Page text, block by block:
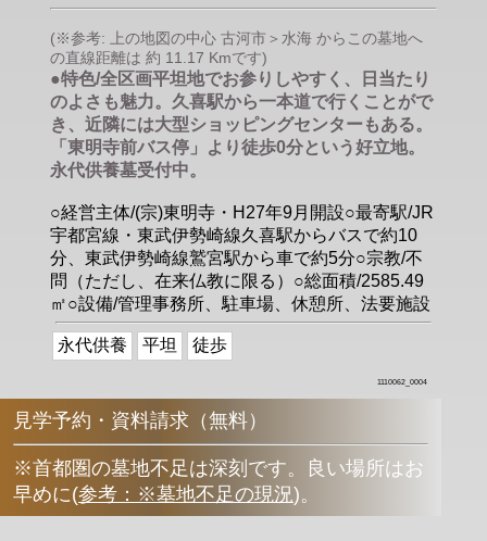
(※参考: 上の地図の中心 古河市＞水海 からこの墓地へ
の直線距離は 約 11.17 Kmです)
●特色/全区画平坦地でお参りしやすく、日当たり
のよさも魅力。久喜駅から一本道で行くことがで
き、近隣には大型ショッピングセンターもある。
「東明寺前バス停」より徒歩0分という好立地。
永代供養墓受付中。
○経営主体/(宗)東明寺・H27年9月開設○最寄駅/JR
宇都宮線・東武伊勢崎線久喜駅からバスで約10
分、東武伊勢崎線鷲宮駅から車で約5分○宗教/不
問（ただし、在来仏教に限る）○総面積/2585.49
㎡○設備/管理事務所、駐車場、休憩所、法要施設
永代供養 平坦 徒歩
1110062_0004
見学予約・資料請求（無料）
※首都圏の墓地不足は深刻です。良い場所はお
早めに(参考：※墓地不足の現況)。